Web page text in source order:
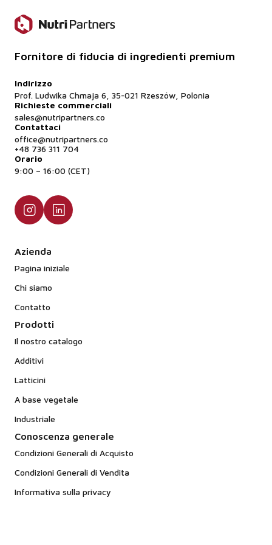
Fornitore di fiducia di ingredienti premium
Indirizzo
Prof. Ludwika Chmaja 6, 35-021 Rzeszów, Polonia
Richieste commerciali
sales@nutripartners.co
Contattaci
office@nutripartners.co
+48 736 311 704
Orario
9:00 – 16:00 (CET)
Azienda
Pagina iniziale
Chi siamo
Contatto
Prodotti
Il nostro catalogo
Additivi
Latticini
A base vegetale
Industriale
Conoscenza generale
Condizioni Generali di Acquisto
Condizioni Generali di Vendita
Informativa sulla privacy